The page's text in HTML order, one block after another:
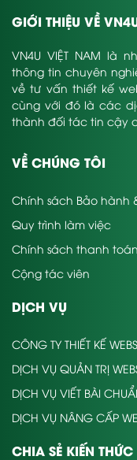
GIỚI THIỆU VỀ
VN4U VIỆT NAM là
thông tin chuyên
về tư vấn thiết kế
cùng với đó là các
thành đối tác tin cậy
VỀ CHÚNG TÔI
Chính sách Bảo hành
Quy trình làm việc
Chính sách thanh toán
Cộng tác viên
DỊCH VỤ
CÔNG TY THIẾT KẾ
DỊCH VỤ QUẢN TRỊ
DỊCH VỤ VIẾT BÀI
DỊCH VỤ NÂNG CẤP
CHIA SẺ KIẾN THỨC